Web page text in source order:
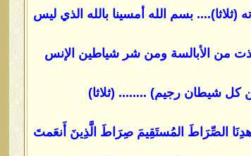
بسم الله أمسينا بالله الذي ليس
من الأبالسة ومن شر شياطين الإنس
من كل شيطان رجيم) ........ (ثلاثا)
الصِّرَاطَ المُستَقِيمَ صِرَاطَ الَّذِينَ أَنعَمتَ